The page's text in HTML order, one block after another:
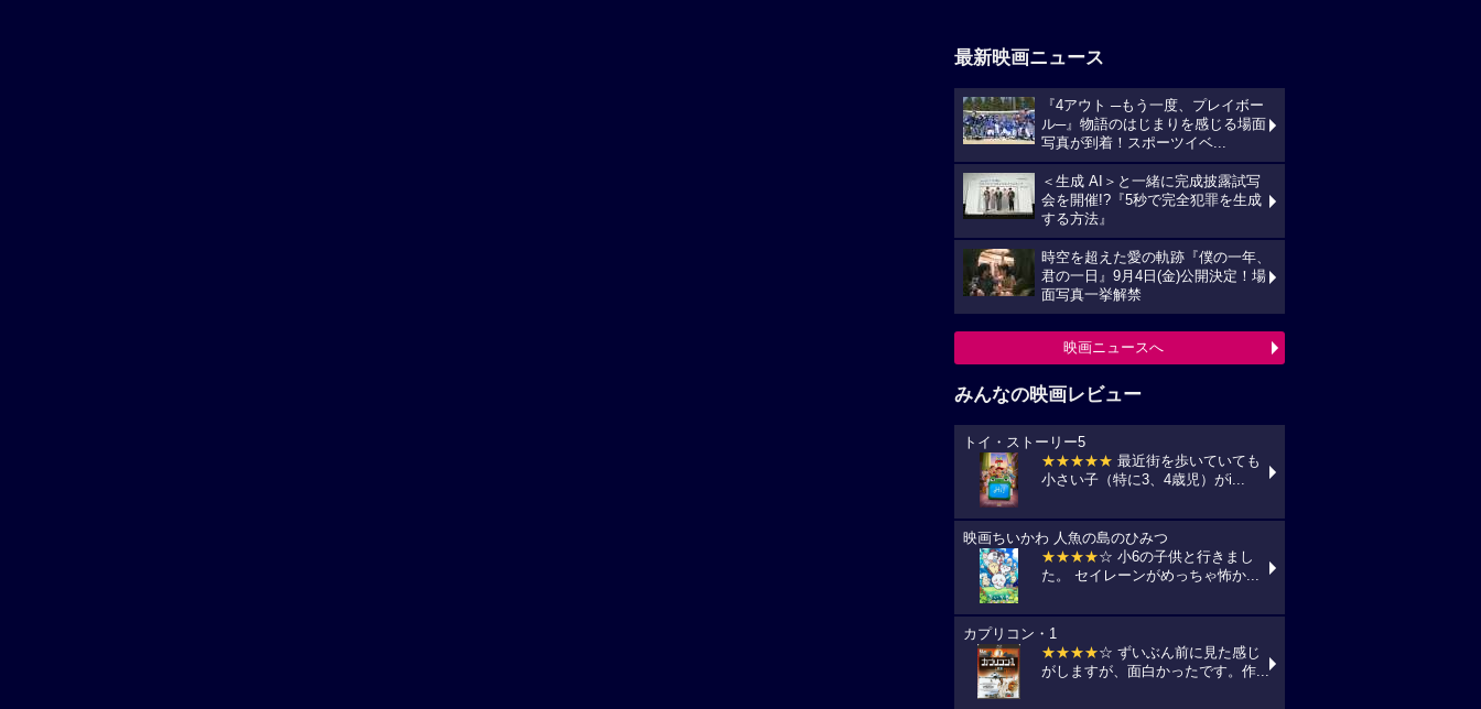
最新映画ニュース
『4アウト ─もう一度、プレイボー
ル─』物語のはじまりを感じる場面
写真が到着！スポーツイベ...
＜生成 AI＞と一緒に完成披露試写
会を開催!?『5秒で完全犯罪を生成
する方法』
時空を超えた愛の軌跡『僕の一年、
君の一日』9月4日(金)公開決定！場
面写真一挙解禁
映画ニュースへ
みんなの映画レビュー
トイ・ストーリー5
★★★★★ 最近街を歩いていても
小さい子（特に3、4歳児）がi...
映画ちいかわ 人魚の島のひみつ
★★★★☆ 小6の子供と行きまし
た。 セイレーンがめっちゃ怖か...
カプリコン・1
★★★★☆ ずいぶん前に見た感じ
がしますが、面白かったです。作...